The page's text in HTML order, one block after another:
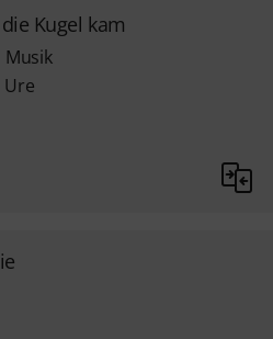
Kugel kam
Musik
Ure